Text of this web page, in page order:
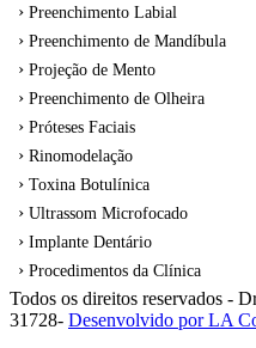
Preenchimento Labial
Preenchimento de Mandíbula
Projeção de Mento
Preenchimento de Olheira
Próteses Faciais
Rinomodelação
Toxina Botulínica
Ultrassom Microfocado
Implante Dentário
Procedimentos da Clínica
Todos os direitos reservados -
31728- Desenvolvido por LA